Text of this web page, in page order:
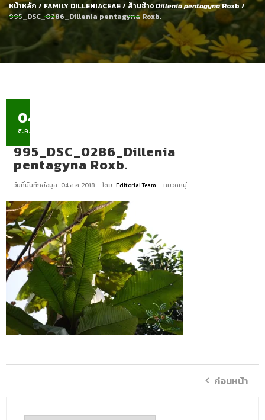
หน้าหลัก / FAMILY DILLENIACEAE/ ส้านช้างDillenia pentagynaRoxb/
995_DSC_0286_Dillenia pentagyna Roxb.
04
ส.ค.
995_DSC_0286_Dillenia
pentagyna Roxb.
วันที่บันทึกข้อมูล : 04 ส.ค. 2018 โดย :Editorial Team หมวดหมู่ :
ก่อนหน้า